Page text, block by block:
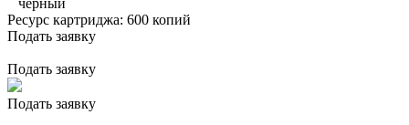
Ресурс картриджа: 600 копий
Подать заявку
Подать заявку
Подать заявку